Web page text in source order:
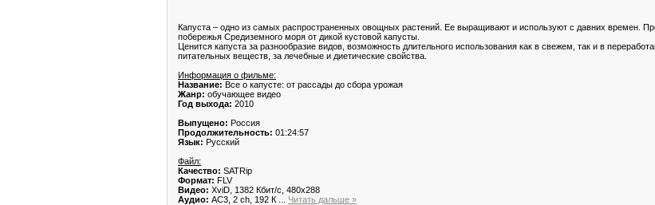
Капуста – одно из самых распространенных овощных растений. Ее выращивают и используют с давних времен.
побережья Средиземного моря от дикой кустовой капусты.
Ценится капуста за разнообразие видов, возможность длительного использования как в свежем, так и в
питательных веществ, за лечебные и диетические свойства.
Информация о фильме:
Название: Все о капусте: от рассады до сбора урожая
Жанр: обучающее видео
Год выхода: 2010
Выпущено: Россия
Продолжительность: 01:24:57
Язык: Русский
Файл:
Качество: SATRip
Формат: FLV
Видео: XviD, 1382 Кбит/с, 480x288
Аудио: AC3, 2 ch, 192 К Читать дальше »